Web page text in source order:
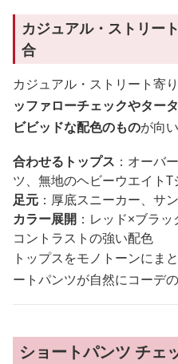
カジュアル・ストリー
合
カジュアル・ストリート寄
ッファローチェックやター
ビビッドな配色のものが向
合わせるトップス ：オーバ
ツ、無地のヘビーウエイトT
足元 ：厚底スニーカー、サ
カラー展開 ：レッド×ブラ
コントラストの強い配色
トップスをモノトーンにま
ートパンツが自然にコーデ
ショートパンツ チェ